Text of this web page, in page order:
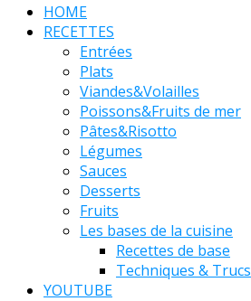
HOME
RECETTES
Entrées
Plats
Viandes&Volailles
Poissons&Fruits de mer
Pâtes&Risotto
Légumes
Sauces
Desserts
Fruits
Les bases de la cuisine
Recettes de base
Techniques & Trucs
YOUTUBE